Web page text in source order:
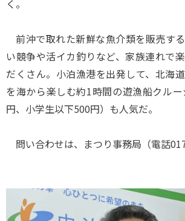
く。
前沖で取れた新鮮な魚介類を販売す
い競争や活イカ釣りなど、家族連れで
だくさん。小泊漁港を出発して、北海
を海から楽しむ約1時間の遊漁船クル
円、小学生以下500円）も人気だ。
問い合わせは、まつり事務局（電話